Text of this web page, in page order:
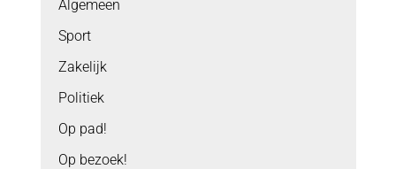
Algemeen
Sport
Zakelijk
Politiek
Op pad!
Op bezoek!